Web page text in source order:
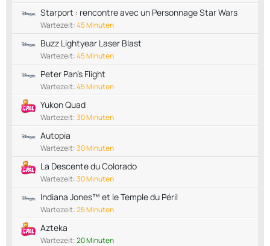
Starport : rencontre avec un Personnage Star Wars
Wartezeit:45 Minuten
Buzz Lightyear Laser Blast
Wartezeit:45 Minuten
Peter Pan's Flight
Wartezeit:45 Minuten
Yukon Quad
Wartezeit:30 Minuten
Autopia
Wartezeit:30 Minuten
La Descente du Colorado
Wartezeit:30 Minuten
Indiana Jones™ et le Temple du Péril
Wartezeit:25 Minuten
Azteka
Wartezeit:20 Minuten